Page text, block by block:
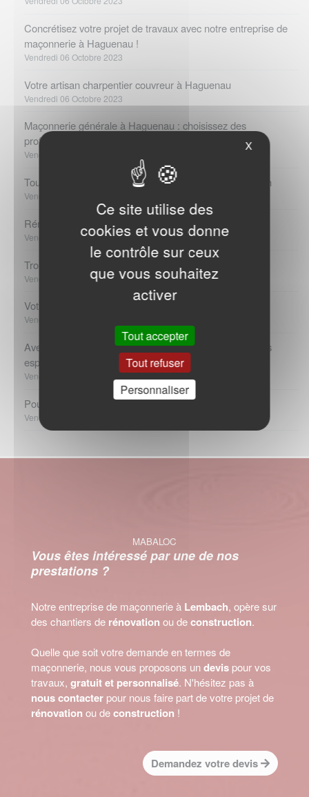
Concrétisez votre projet de travaux avec notre entreprise de
maçonnerie à Haguenau !
Vendredi 06 Octobre 2023
Votre artisan charpentier couvreur à Haguenau
Vendredi 06 Octobre 2023
Maçonnerie générale à Haguenau : choisissez des
professionnels expérimentés !
Vendredi 06 Octobre 2023
Tout le savoir-faire de votre couvreur zingueur à Bœrsch
Vendredi 06 Octobre 2023
Rénovation toiture à Haguenau
Vendredi 06 Octobre 2023
Trouvez un maçon à Soufflenheim
Vendredi 06 Octobre 2023
Votre expert en isolation à Haguenau
Vendredi 06 Octobre 2023
Avec la rénovation intérieure à Haguenau, optimisez vos
espaces !
Vendredi 06 Octobre 2023
Pour vos travaux de maçonnerie à Haguenau
Vendredi 06 Octobre 2023
MABALOC
Vous êtes intéressé par une de nos
prestations ?
Notre entreprise de maçonnerie à Lembach, opère sur
des chantiers de rénovation ou deconstruction.
Quelle que soit votre demande en termes de
maçonnerie, nous vous proposons undevis pour vos
travaux, gratuit et personnalisé. N'hésitez pas à
nous contacter pour nous faire part de votre projet de
rénovation ou deconstruction !
Demandez votre devis
X
Ce site utilise des
cookies et vous donne
le contrôle sur ceux
que vous souhaitez
activer
Tout accepter
Tout refuser
Personnaliser